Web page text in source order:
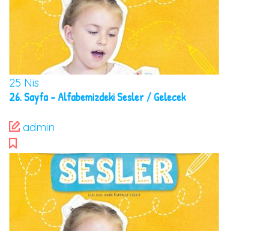
25 Nis
26. Sayfa – Alfabemizdeki Sesler / Gelecek
admin